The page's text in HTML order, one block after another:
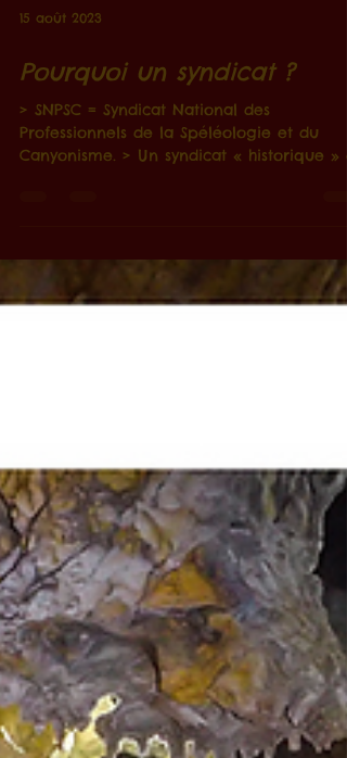
15 août 2023
Pourquoi un syndicat ?
> SNPSC = Syndicat National des